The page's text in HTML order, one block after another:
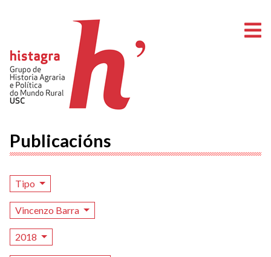
Publicacións
Tipo
Vincenzo Barra
2018